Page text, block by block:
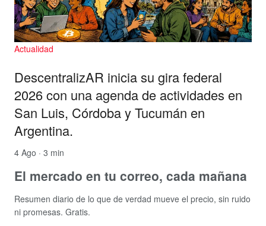
Actualidad
DescentralizAR inicia su gira federal
2026 con una agenda de actividades en
San Luis, Córdoba y Tucumán en
Argentina.
4 Ago · 3 min
El mercado en tu correo, cada mañana
Resumen diario de lo que de verdad mueve el precio, sin ruido
ni promesas. Gratis.